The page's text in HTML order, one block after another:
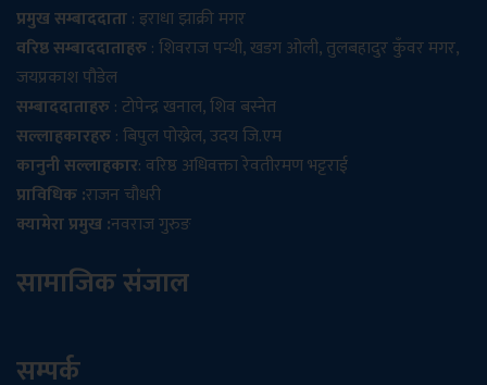
प्रमुख सम्बाददाता: इराधा झाक्री मगर
वरिष्ठ सम्बाददाताहरु: शिवराज पन्थी, खडग ओली, तुलबहादुर कुँवर मगर,
जयप्रकाश पौडेल
सम्बाददाताहरु: टोपेन्द्र खनाल, शिव बस्नेत
सल्लाहकारहरु: बिपुल पोख्रेल, उदय जि.एम
कानुनी सल्लाहकार: वरिष्ठ अधिवक्ता रेवतीरमण भट्टराई
प्राविधिक :राजन चौधरी
क्यामेरा प्रमुख :नवराज गुरुङ
सामाजिक संजाल
सम्पर्क